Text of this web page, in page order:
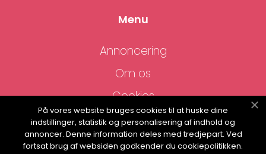
Menu
Annoncering
Om os
Cookies
Kontakt os
Sitemap
På vores website bruges cookies til at huske dine
indstillinger, statistik og personalisering af indhold og
annoncer. Denne information deles med tredjepart. Ved
fortsat brug af websiden godkender du cookiepolitikken.